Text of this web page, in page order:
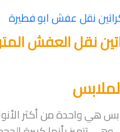
نقل عفش ابو فطيرة
نقل العفش
هي واحدة من أكثر